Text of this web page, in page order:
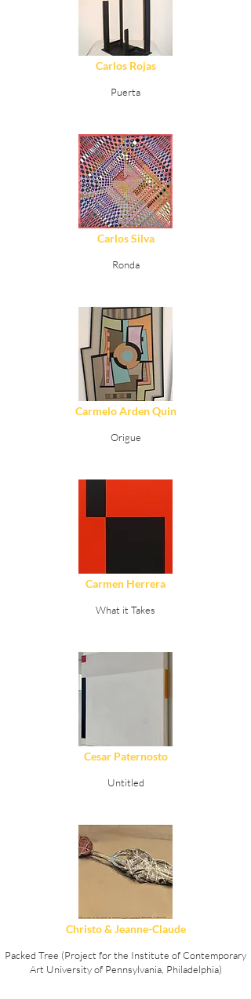
Ver Detalles
Carlos Rojas
Puerta
Ver Detalles
Carlos Silva
Ronda
Ver Detalles
Carmelo Arden Quin
Origue
Carmen Herrera
What it Takes
Cesar Paternosto
Untitled
Ver Detalles
Christo & Jeanne-Claude
Packed Tree (Project for the Institute of Contemporary
Art University of Pennsylvania, Philadelphia)